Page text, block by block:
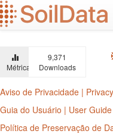
Ir
para
o
principal
Métricas
9,371
Downloads
Aviso de Privacidade |
Guia do Usuário | User Guide
Política de Preservação de